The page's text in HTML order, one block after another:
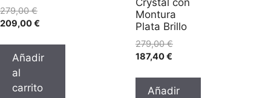
279,00€
209,00€
Añadir
al
carrito
Crystal con
Montura
Plata Brillo
279,00€
187,40€
Añadir